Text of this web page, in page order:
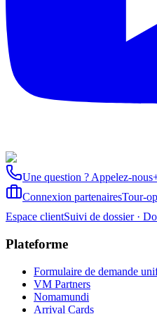
Une question ? Appelez-nous
Connexion partenairesTour-
Espace clientSuivi de dossier ·
Plateforme
Formulaire de demande
VM Partners
Nomamundi
Arrival Cards